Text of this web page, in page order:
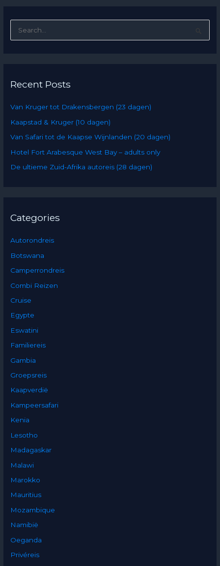
c
o
r
:
Recent Posts
Van Kruger tot Drakensbergen (23 dagen)
Kaapstad & Kruger (10 dagen)
Van Safari tot de Kaapse Wijnlanden (20 dagen)
Hotel Fort Arabesque West Bay – adults only
De ultieme Zuid-Afrika autoreis (28 dagen)
Categories
Autorondreis
Botswana
Camperrondreis
Combi Reizen
Cruise
Egypte
Eswatini
Familiereis
Gambia
Groepsreis
Kaapverdië
Kampeersafari
Kenia
Lesotho
Madagaskar
Malawi
Marokko
Mauritius
Mozambique
Namibië
Oeganda
Privéreis